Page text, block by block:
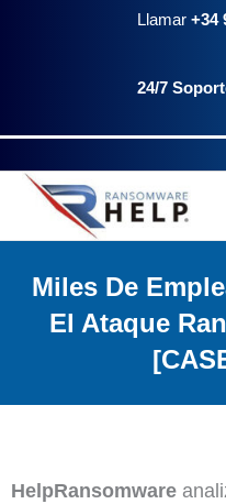
Llamar +34
24/7
Miles De
El Ataque
HelpRansomware